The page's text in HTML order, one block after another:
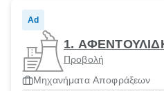
Ad
1.
Προβολή
Μηχανήματα Αποφράξεων